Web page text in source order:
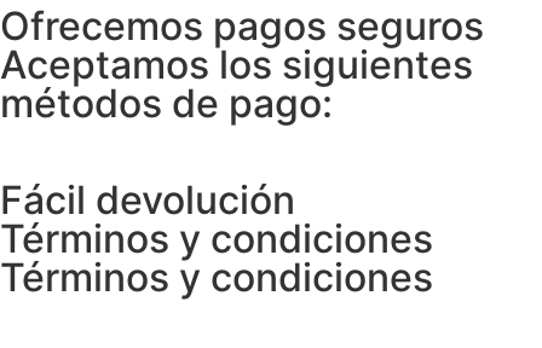
Ofrecemos pagos seguros
Aceptamos los siguientes
métodos de pago:
Fácil devolución
Términos y condiciones
Términos y condiciones